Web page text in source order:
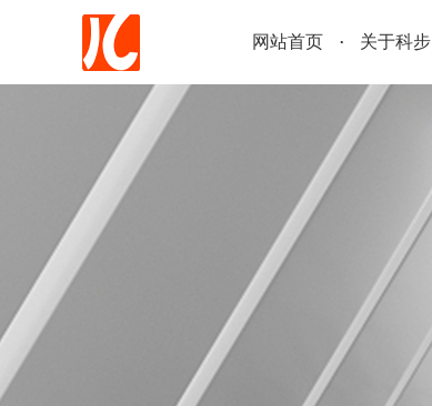
网站首页 关于科步